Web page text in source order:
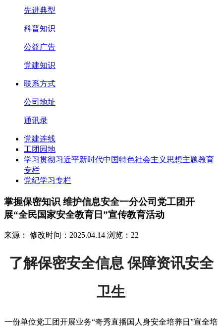
先进典型
科普知识
公益广告
党建知识
联系方式
公司地址
通讯录
党建连线
工团园地
学习贯彻习近平新时代中国特色社会主义思想主题教育
专栏
党纪学习专栏
掌握保密知识 维护信息安全一分公司党工团开
展“全民国家安全教育日”宣传教育活动
来源： 修改时间：2025.04.14 浏览：22
了解保密安全信息 保障资讯安全
卫生
一份单位党工团开展业务“奇秀直播国人身安全培养日”宣全培